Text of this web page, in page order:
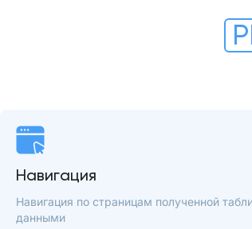
Навигация
Навигация по страницам полученной
данными